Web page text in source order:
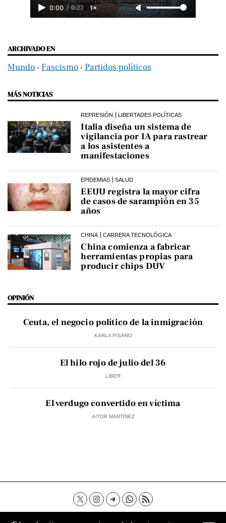
0:00 / 0:22 1×
ARCHIVADO EN
Mundo ‧ Fascismo ‧ Partidos políticos
MÁS NOTICIAS
REPRESIÓN LIBERTADES POLÍTICAS
Italia diseña un sistema de
vigilancia por IA para rastrear
a los asistentes a
manifestaciones
EPIDEMIAS SALUD
EEUU registra la mayor cifra
de casos de sarampión en 35
años
CHINA CARRERA TECNOLÓGICA
China comienza a fabricar
herramientas propias para
producir chips DUV
OPINIÓN
Ceuta, el negocio político de la inmigración
KARLA PISANO
El hilo rojo de julio del 36
LIBER
El verdugo convertido en víctima
AITOR MARTÍNEZ
Contacto Aviso Legal Política de privacidad